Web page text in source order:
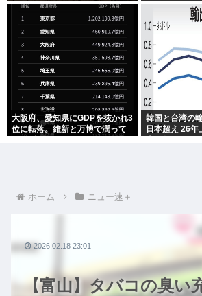
用理念もコスト意識もない」
限逸脱」
大阪府、愛知県にGDPを抜かれ3
位に転落。維新と万博で潤って
韓国と台湾の
日本超え 26
ホーム ニュー速＋
【富山】タバコの臭い
2026.02.18 23:01